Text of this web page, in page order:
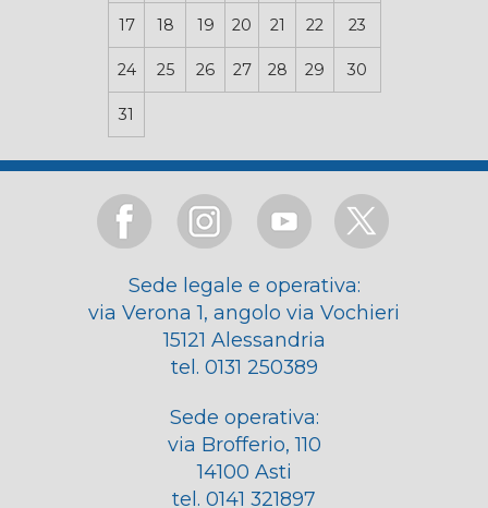
17 18 19 20 21 22 23
24 25 26 27 28 29 30
31
Sede legale e operativa:
via Verona 1, angolo via Vochieri
15121 Alessandria
tel. 0131 250389
Sede operativa:
via Brofferio, 110
14100 Asti
tel. 0141 321897